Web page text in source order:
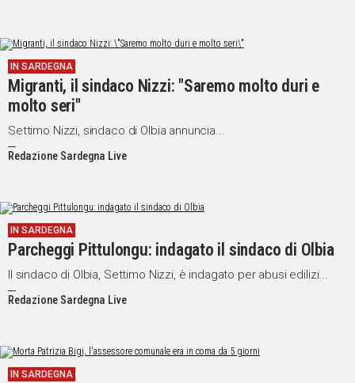
IN SARDEGNA
Migranti, il sindaco Nizzi: "Saremo molto duri e
molto seri"
Settimo Nizzi, sindaco di Olbia annuncia...
Redazione Sardegna Live
IN SARDEGNA
Parcheggi Pittulongu: indagato il sindaco di Olbia
Il sindaco di Olbia, Settimo Nizzi, è indagato per abusi edilizi...
Redazione Sardegna Live
IN SARDEGNA